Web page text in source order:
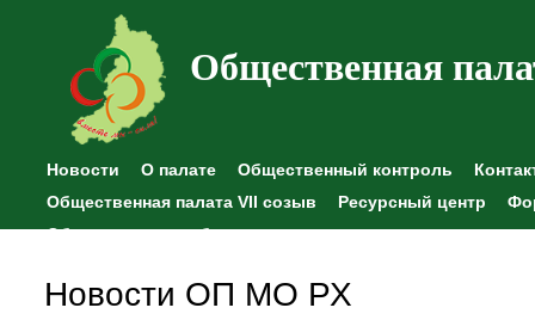
Общественная
Новости О палате Общественный контроль
Общественная палата VII созыв
Ресурсный центр
Общественные наблюдения
Новости ОП МО РХ